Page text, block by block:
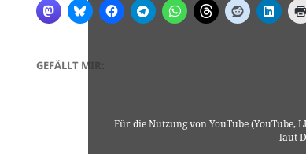
Für die Nutzung von YouTube (YouTube,
laut
GEFÄLLT MIR: